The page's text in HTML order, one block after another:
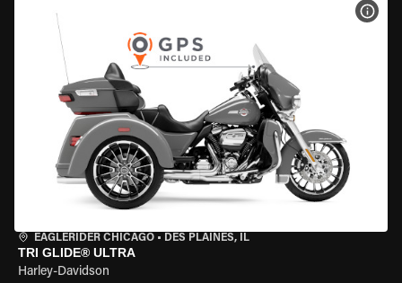
EAGLERIDER CHICAGO • DES PLAINES, IL
TRI GLIDE® ULTRA
Harley-Davidson